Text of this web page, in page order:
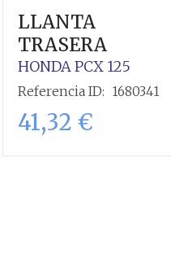
LLANTA
TRASERA
HONDAPCX 125
Referencia ID: 1680341
41,32 €